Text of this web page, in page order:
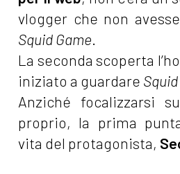
vlogger che non
Squid Game.
La seconda scoperta
iniziato a guardare
Anziché focalizzarsi
proprio, la prima
vita del protagonista,